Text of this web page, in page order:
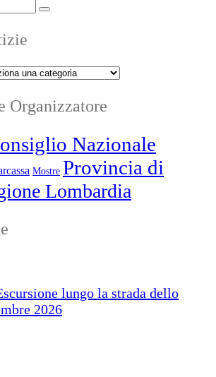
Organizzatore
Nazionale
Mostre Provincia di
Lombardia
lungo la strada dello
2026